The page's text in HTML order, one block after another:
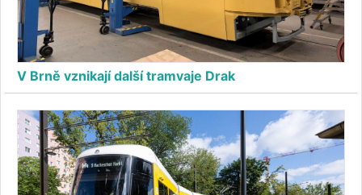
V Brně vznikají další tramvaje Drak